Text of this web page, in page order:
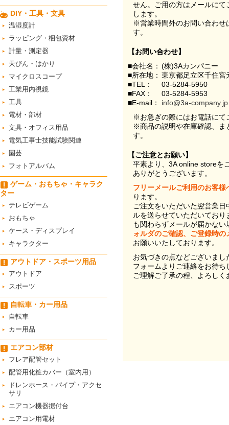
DIY・工具・文具
温湿度計
ラッピング・梱包資材
計量・測定器
天びん・はかり
マイクロスコープ
工業用内視鏡
工具
電材・部材
文具・オフィス用品
電気工事士技能試験関連
園芸
フォトアルバム
ゲーム・おもちゃ・キャラク
ター
テレビゲーム
おもちゃ
ケース・ディスプレイ
キャラクター
アウトドア・スポーツ用品
アウトドア
スポーツ
自転車・カー用品
自転車
カー用品
エアコン部材
フレア配管セット
配管用化粧カバー（室内用）
ドレンホース・パイプ・アクセ
サリ
エアコン機器据付台
エアコン用電材
せん。ご用の方はメールに
します。
※営業時間外のお問い合わせ
す。
【お問い合わせ】
■会社名： (株)3Aカンパニー
■所在地： 東京都足立区千住
■TEL：
03-5284-5950
■FAX：
03-5284-5953
■E-mail：
info@3a-company.jp
※お急ぎの際にはお電話にて
※商品の説明や在庫確認、ま
す。
【ご注意とお願い】
平素より、3A online storeを
ありがとうございます。
フリーメールご利用のお客様
ります。
ご注文をいただいた翌営業
ルを送らせていただいてお
も関わらずメールが届かない
ォルダのご確認、ご登録時
お願いいたしております。
お気づきの点などございま
フォームよりご連絡をお待ち
ご理解ご了承の程、よろし